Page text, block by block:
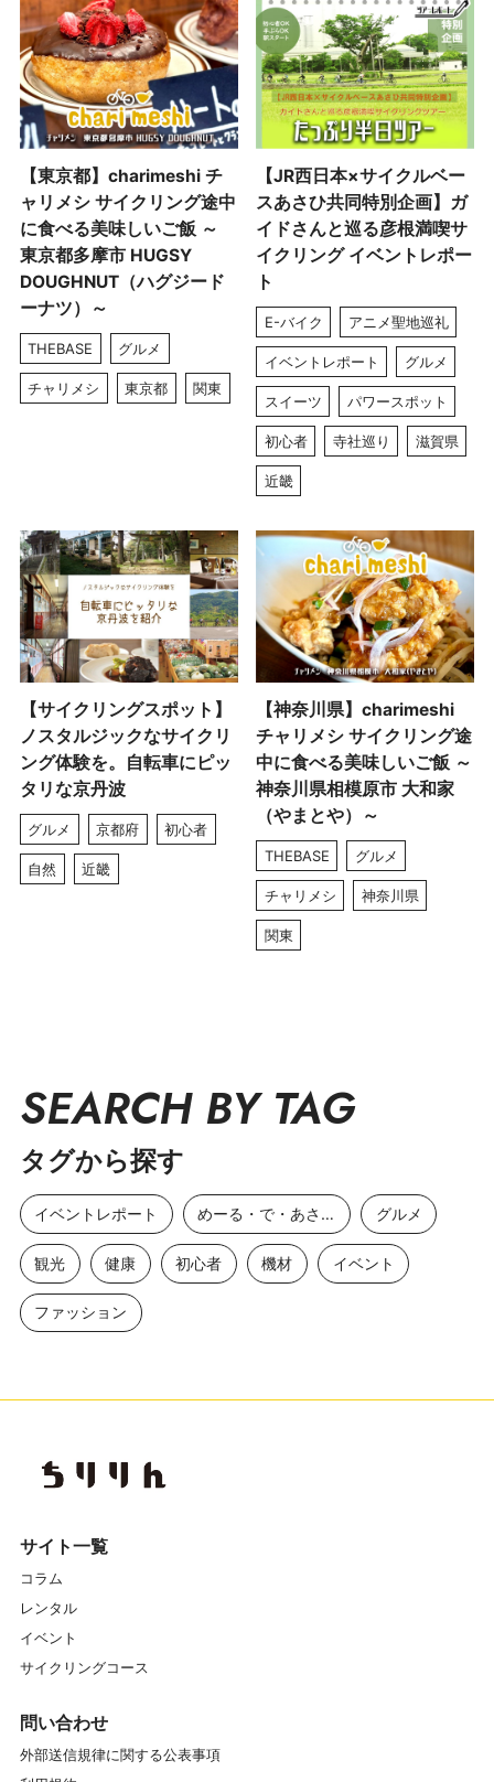
【東京都】charimeshi チ
ャリメシ サイクリング途中
に食べる美味しいご飯 ～
東京都多摩市 HUGSY
DOUGHNUT（ハグジード
ーナツ）～
THEBASE グルメ
チャリメシ 東京都 関東
【JR西日本×サイクルベー
スあさひ共同特別企画】ガ
イドさんと巡る彦根満喫サ
イクリング イベントレポー
ト
E-バイク アニメ聖地巡礼
イベントレポート グルメ
スイーツ パワースポット
初心者 寺社巡り 滋賀県
近畿
【サイクリングスポット】
ノスタルジックなサイクリ
ング体験を。自転車にピッ
タリな京丹波
グルメ 京都府 初心者
自然 近畿
【神奈川県】charimeshi
チャリメシ サイクリング途
中に食べる美味しいご飯 ～
神奈川県相模原市 大和家
（やまとや）～
THEBASE グルメ
チャリメシ 神奈川県
関東
SEARCH BY TAG
タグから探す
イベントレポート めーる・で・あさひ グルメ
観光 健康 初心者 機材 イベント
ファッション
サイト一覧
コラム
レンタル
イベント
サイクリングコース
問い合わせ
外部送信規律に関する公表事項